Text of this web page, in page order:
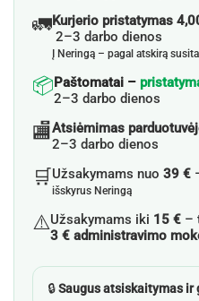
🚛Kurjerio pristatymas
2–3 darbo dienos
Į Neringą – pagal atskirą
📦Paštomatai –
2–3 darbo dienos
🏬Atsiėmimas
2–3 darbo dienos
🛒Užsakymams nuo 39 €
išskyrus Neringą
⚠️Užsakymams iki 15 € –
3 € administravimo
🔒Saugus atsiskaitymas